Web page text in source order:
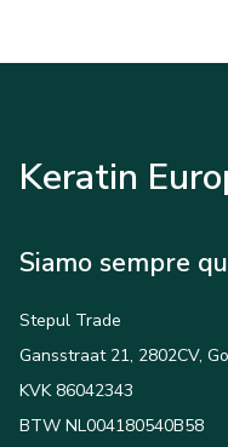
Keratin
Siamo sempre
Stepul Trade
Gansstraat 21, 2802CV,
KVK 86042343
BTW NL004180540B58